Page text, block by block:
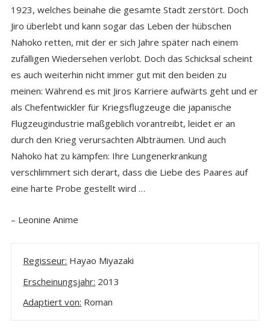
1923, welches beinahe die gesamte Stadt zerstört. Doch
Jiro überlebt und kann sogar das Leben der hübschen
Nahoko retten, mit der er sich Jahre später nach einem
zufälligen Wiedersehen verlobt. Doch das Schicksal scheint
es auch weiterhin nicht immer gut mit den beiden zu
meinen: Während es mit Jiros Karriere aufwärts geht und er
als Chefentwickler für Kriegsflugzeuge die japanische
Flugzeugindustrie maßgeblich vorantreibt, leidet er an
durch den Krieg verursachten Albträumen. Und auch
Nahoko hat zu kämpfen: Ihre Lungenerkrankung
verschlimmert sich derart, dass die Liebe des Paares auf
eine harte Probe gestellt wird …
– Leonine Anime
Regisseur: Hayao Miyazaki
Erscheinungsjahr: 2013
Adaptiert von: Roman